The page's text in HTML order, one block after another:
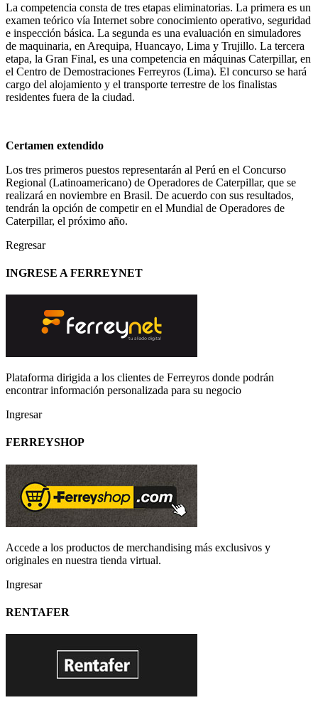
La competencia consta de tres etapas eliminatorias. La primera es un
examen teórico vía Internet sobre conocimiento operativo, seguridad
e inspección básica. La segunda es una evaluación en simuladores
de maquinaria, en Arequipa, Huancayo, Lima y Trujillo. La tercera
etapa, la Gran Final, es una competencia en máquinas Caterpillar, en
el Centro de Demostraciones Ferreyros (Lima). El concurso se hará
cargo del alojamiento y el transporte terrestre de los finalistas
residentes fuera de la ciudad.
Certamen extendido
Los tres primeros puestos representarán al Perú en el Concurso
Regional (Latinoamericano) de Operadores de Caterpillar, que se
realizará en noviembre en Brasil. De acuerdo con sus resultados,
tendrán la opción de competir en el Mundial de Operadores de
Caterpillar, el próximo año.
Regresar
INGRESE A FERREYNET
Plataforma dirigida a los clientes de Ferreyros donde podrán
encontrar información personalizada para su negocio
Ingresar
FERREYSHOP
Accede a los productos de merchandising más exclusivos y
originales en nuestra tienda virtual.
Ingresar
RENTAFER